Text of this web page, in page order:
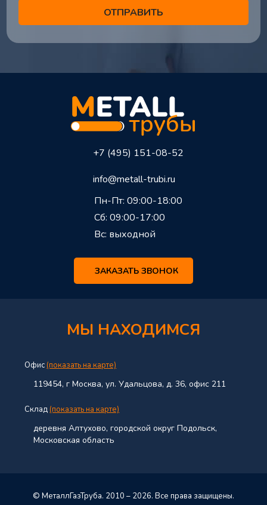
+7 (495) 151-08-52
info@metall-trubi.ru
Пн-Пт: 09:00-18:00
Сб: 09:00-17:00
Вс: выходной
ЗАКАЗАТЬ ЗВОНОК
МЫ НАХОДИМСЯ
Офис(показать на карте)
119454, г Москва, ул. Удальцова, д. 36, офис 211
Склад(показать на карте)
деревня Алтухово, городской округ Подольск,
Московская область
© МеталлГазТруба. 2010 – 2026. Все права защищены.